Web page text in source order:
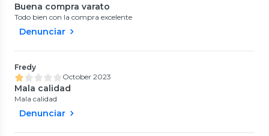
Buena compra varato
Todo bien con la compra excelente
Denunciar
Fredy
October 2023
Mala calidad
Mala calidad
Denunciar